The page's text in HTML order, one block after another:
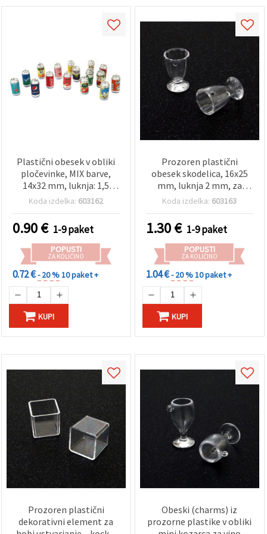
Plastični obesek v obliki
pločevinke, MIX barve,
14x32 mm, luknja: 1,5
mm, 2 kosa
Koda izdelka: 603162
0.90€ 1-9 paket
POPUSTI
ZA KOLIČINO
0.72 €- 20 %10 paket +
KUPI
Prozoren plastični
obesek skodelica, 16x25
mm, luknja 2 mm, za
izdelavo nakita in DIY
Koda izdelka: 603163
1.30€ 1-9 paket
POPUSTI
ZA KOLIČINO
1.04 €- 20 %10 paket +
KUPI
Prozoren plastični
dekorativni element za
Obeski (charms) iz
prozorne plastike v obliki